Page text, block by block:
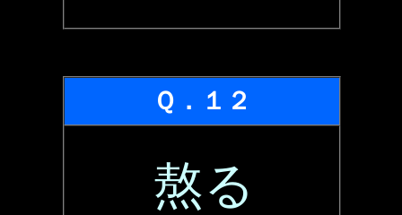
Ｑ．１２
熬る